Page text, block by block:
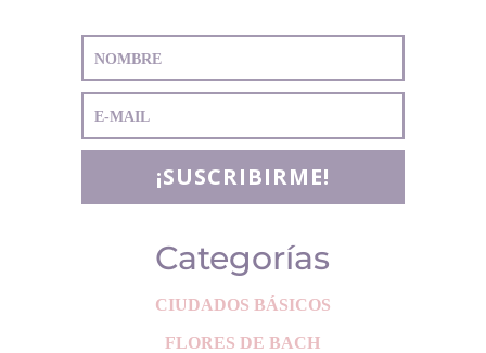
¡SUSCRIBIRME!
Categorías
CIUDADOS BÁSICOS
FLORES DE BACH